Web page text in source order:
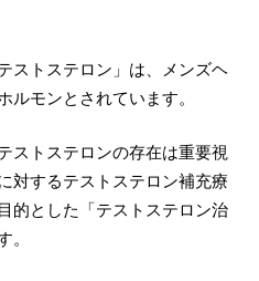
ストステロン」は、メンズヘ
ルモンとされています。
ストステロンの存在は重要視
対するテストステロン補充療
的とした「テストステロン治
。